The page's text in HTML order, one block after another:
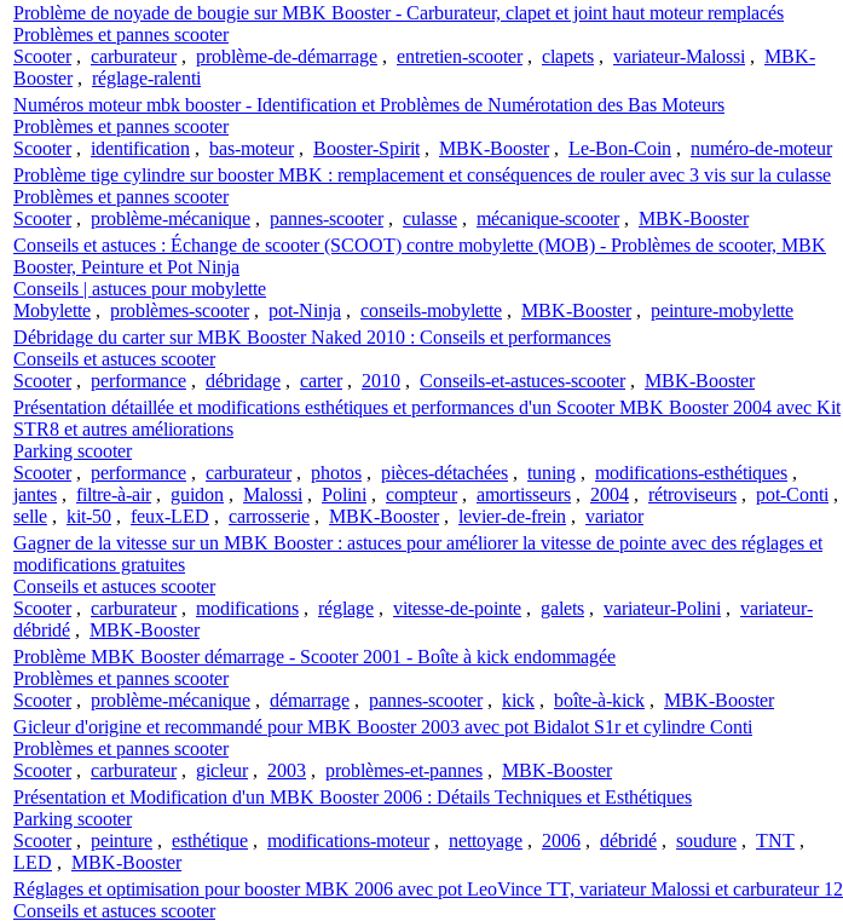
Problème de noyade de bougie sur MBK Booster - Carburateur, clapet et joint haut moteur remplacés
Problèmes et pannes scooter
Scooter, carburateur, problème-de-démarrage , entretien-scooter, clapets , variateur-Malossi , MBK-
Booster, réglage-ralenti
Numéros moteur mbk booster - Identification et Problèmes de Numérotation des Bas Moteurs
Problèmes et pannes scooter
Scooter, identification , bas-moteur, Booster-Spirit , MBK-Booster, Le-Bon-Coin , numéro-de-moteur
Problème tige cylindre sur booster MBK : remplacement et conséquences de rouler avec 3 vis sur la culasse
Problèmes et pannes scooter
Scooter, problème-mécanique , pannes-scooter, culasse , mécanique-scooter, MBK-Booster
Conseils et astuces : Échange de scooter (SCOOT) contre mobylette (MOB) - Problèmes de scooter, MBK
Booster, Peinture et Pot Ninja
Conseils | astuces pour mobylette
Mobylette , problèmes-scooter, pot-Ninja , conseils-mobylette , MBK-Booster, peinture-mobylette
Débridage du carter sur MBK Booster Naked 2010 : Conseils et performances
Conseils et astuces scooter
Scooter, performance , débridage , carter, 2010 , Conseils-et-astuces-scooter, MBK-Booster
Présentation détaillée et modifications esthétiques et performances d'un Scooter MBK Booster 2004 avec Kit
STR8 et autres améliorations
Parking scooter
Scooter, performance , carburateur, photos , pièces-détachées , tuning , modifications-esthétiques ,
jantes , filtre-à-air, guidon , Malossi , Polini , compteur, amortisseurs , 2004 , rétroviseurs , pot-Conti ,
selle , kit-50 , feux-LED , carrosserie , MBK-Booster, levier-de-frein , variator
Gagner de la vitesse sur un MBK Booster : astuces pour améliorer la vitesse de pointe avec des réglages et
modifications gratuites
Conseils et astuces scooter
Scooter, carburateur, modifications , réglage , vitesse-de-pointe , galets , variateur-Polini , variateur-
débridé , MBK-Booster
Problème MBK Booster démarrage - Scooter 2001 - Boîte à kick endommagée
Problèmes et pannes scooter
Scooter, problème-mécanique , démarrage , pannes-scooter, kick , boîte-à-kick , MBK-Booster
Gicleur d'origine et recommandé pour MBK Booster 2003 avec pot Bidalot S1r et cylindre Conti
Problèmes et pannes scooter
Scooter, carburateur, gicleur, 2003 , problèmes-et-pannes , MBK-Booster
Présentation et Modification d'un MBK Booster 2006 : Détails Techniques et Esthétiques
Parking scooter
Scooter, peinture , esthétique , modifications-moteur, nettoyage , 2006 , débridé , soudure , TNT ,
LED , MBK-Booster
Réglages et optimisation pour booster MBK 2006 avec pot LeoVince TT, variateur Malossi et carburateur 12
Conseils et astuces scooter